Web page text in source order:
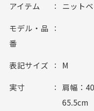
アイテム ニット
モデル・品
番
表記サイズ M
実寸
肩幅：
65.5cm